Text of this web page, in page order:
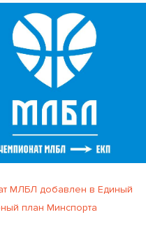
МЛБЛ добавлен в Единый
план Минспорта